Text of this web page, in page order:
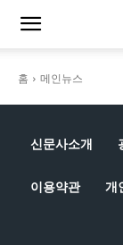
홈 메인뉴스
신문사소개
이용약관 개